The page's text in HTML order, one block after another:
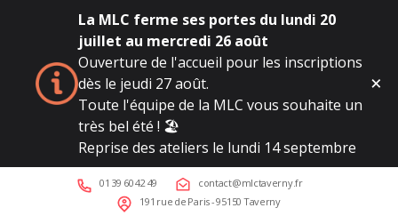
La MLC ferme ses portes du lundi 20
juillet au mercredi 26 août
Ouverture de l'accueil pour les inscriptions
dès le jeudi 27 août.
Toute l'équipe de la MLC vous souhaite un
très bel été ! 🏖️
Reprise des ateliers le lundi 14 septembre
01 39 60 42 49
contact@mlctaverny.fr
191 rue de Paris - 95150 Taverny